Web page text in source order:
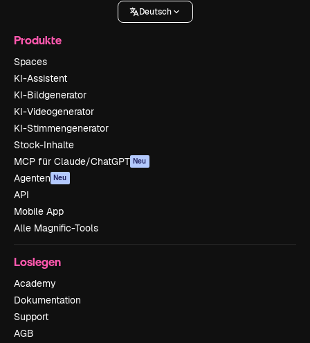
Deutsch
Produkte
Spaces
KI-Assistent
KI-Bildgenerator
KI-Videogenerator
KI-Stimmengenerator
Stock-Inhalte
MCP für Claude/ChatGPT Neu
Agenten Neu
API
Mobile App
Alle Magnific-Tools
Loslegen
Academy
Dokumentation
Support
AGB